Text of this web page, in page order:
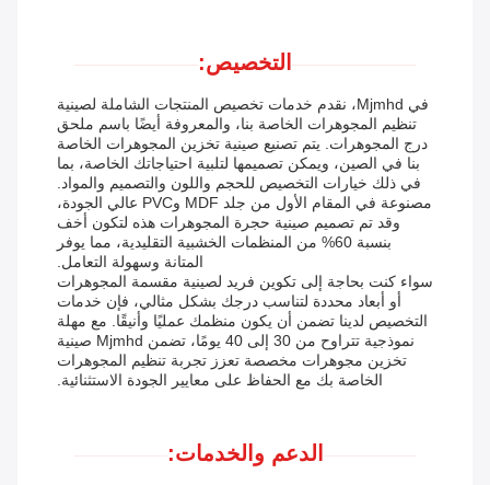
التخصيص:
في Mjmhd، نقدم خدمات تخصيص المنتجات الشاملة لصينية
تنظيم المجوهرات الخاصة بنا، والمعروفة أيضًا باسم ملحق
درج المجوهرات. يتم تصنيع صينية تخزين المجوهرات الخاصة
بنا في الصين، ويمكن تصميمها لتلبية احتياجاتك الخاصة، بما
في ذلك خيارات التخصيص للحجم واللون والتصميم والمواد.
مصنوعة في المقام الأول من جلد MDF وPVC عالي الجودة،
وقد تم تصميم صينية حجرة المجوهرات هذه لتكون أخف
بنسبة 60% من المنظمات الخشبية التقليدية، مما يوفر
المتانة وسهولة التعامل.
سواء كنت بحاجة إلى تكوين فريد لصينية مقسمة المجوهرات
أو أبعاد محددة لتناسب درجك بشكل مثالي، فإن خدمات
التخصيص لدينا تضمن أن يكون منظمك عمليًا وأنيقًا. مع مهلة
نموذجية تتراوح من 30 إلى 40 يومًا، تضمن Mjmhd صينية
تخزين مجوهرات مخصصة تعزز تجربة تنظيم المجوهرات
الخاصة بك مع الحفاظ على معايير الجودة الاستثنائية.
الدعم والخدمات: